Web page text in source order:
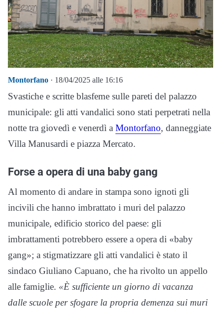
Montorfano · 18/04/2025 alle 16:16
Svastiche e scritte blasfeme sulle pareti del palazzo
municipale: gli atti vandalici sono stati perpetrati nella
notte tra giovedì e venerdì a Montorfano, danneggiate
Villa Manusardi e piazza Mercato.
Forse a opera di una baby gang
Al momento di andare in stampa sono ignoti gli
incivili che hanno imbrattato i muri del palazzo
municipale, edificio storico del paese: gli
imbrattamenti potrebbero essere a opera di «baby
gang»; a stigmatizzare gli atti vandalici è stato il
sindaco Giuliano Capuano, che ha rivolto un appello
alle famiglie. «È sufficiente un giorno di vacanza
dalle scuole per sfogare la propria demenza sui muri